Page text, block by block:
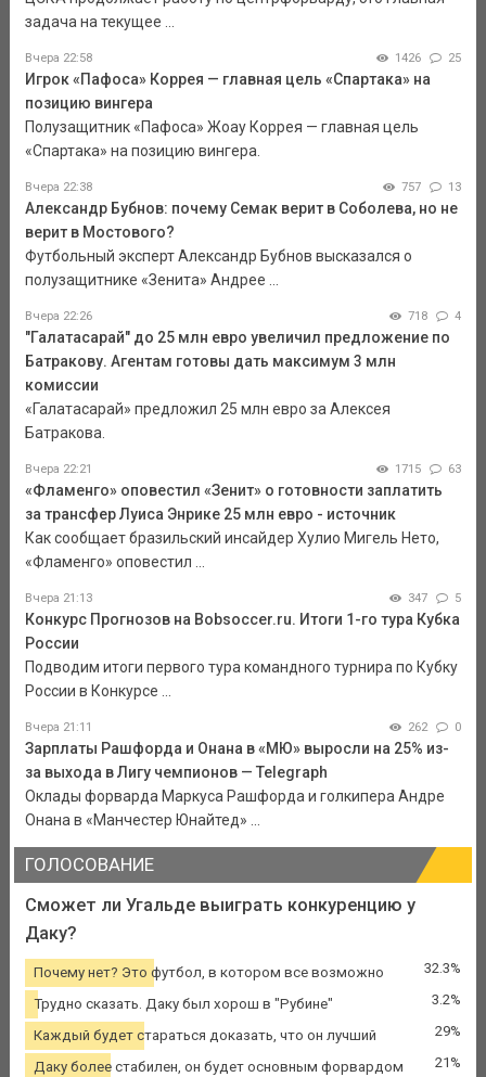
задача на текущее ...
Вчера 22:58 1426 25
Игрок «Пафоса» Коррея — главная цель «Спартака» на
позицию вингера
Полузащитник «Пафоса» Жоау Коррея — главная цель
«Спартака» на позицию вингера.
Вчера 22:38 757 13
Александр Бубнов: почему Семак верит в Соболева, но не
верит в Мостового?
Футбольный эксперт Александр Бубнов высказался о
полузащитнике «Зенита» Андрее ...
Вчера 22:26 718 4
"Галатасарай" до 25 млн евро увеличил предложение по
Батракову. Агентам готовы дать максимум 3 млн
комиссии
«Галатасарай» предложил 25 млн евро за Алексея
Батракова.
Вчера 22:21 1715 63
«Фламенго» оповестил «Зенит» о готовности заплатить
за трансфер Луиса Энрике 25 млн евро - источник
Как сообщает бразильский инсайдер Хулио Мигель Нето,
«Фламенго» оповестил ...
Вчера 21:13 347 5
Конкурс Прогнозов на Bobsoccer.ru. Итоги 1-го тура Кубка
России
Подводим итоги первого тура командного турнира по Кубку
России в Конкурсе ...
Вчера 21:11 262 0
Зарплаты Рашфорда и Онана в «МЮ» выросли на 25% из-
за выхода в Лигу чемпионов — Telegraph
Оклады форварда Маркуса Рашфорда и голкипера Андре
Онана в «Манчестер Юнайтед» ...
ГОЛОСОВАНИЕ
Сможет ли Угальде выиграть конкуренцию у
Даку?
Почему нет? Это футбол, в котором все возможно 32.3%
Трудно сказать. Даку был хорош в "Рубине" 3.2%
Каждый будет стараться доказать, что он лучший 29%
Даку более стабилен, он будет основным форвардом 21%